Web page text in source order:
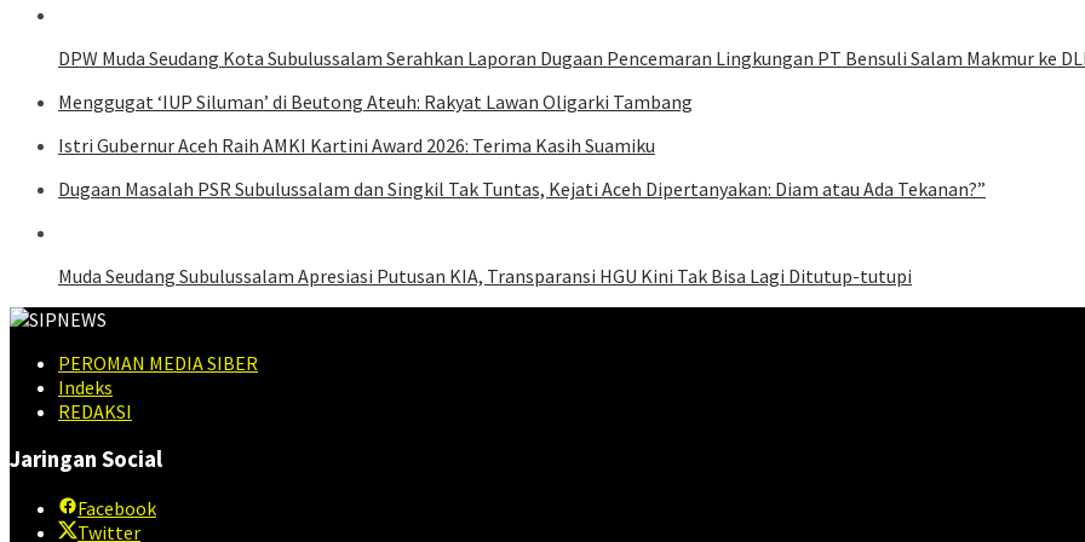
DPW Muda Seudang Kota Subulussalam Serahkan Laporan Dugaan Pencemaran Lingkungan PT Bensuli Salam Makmur ke
Menggugat ‘IUP Siluman’ di Beutong Ateuh: Rakyat Lawan Oligarki Tambang
Istri Gubernur Aceh Raih AMKI Kartini Award 2026: Terima Kasih Suamiku
Dugaan Masalah PSR Subulussalam dan Singkil Tak Tuntas, Kejati Aceh Dipertanyakan: Diam atau Ada Tekanan?”
Muda Seudang Subulussalam Apresiasi Putusan KIA, Transparansi HGU Kini Tak Bisa Lagi Ditutup-tutupi
PEROMAN MEDIA SIBER
Indeks
REDAKSI
Jaringan Social
Facebook
Twitter